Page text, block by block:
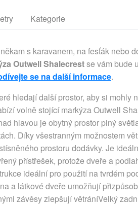
Kategorie
s karavanem, na fesťák nebo
Outwell Shalecrestse vám bude
se na další informace.
hledají další prostor, aby si mohly
volně stojící markýza Outwell
hlavou je obytný prostor plný
Díky všestranným možnostem
prostoru dodávky. Je
přístřešek, protože dveře a
ideální pro použití na tvrdém
a látkové dveře umožňují
závěsy zlepšují větráníVelký